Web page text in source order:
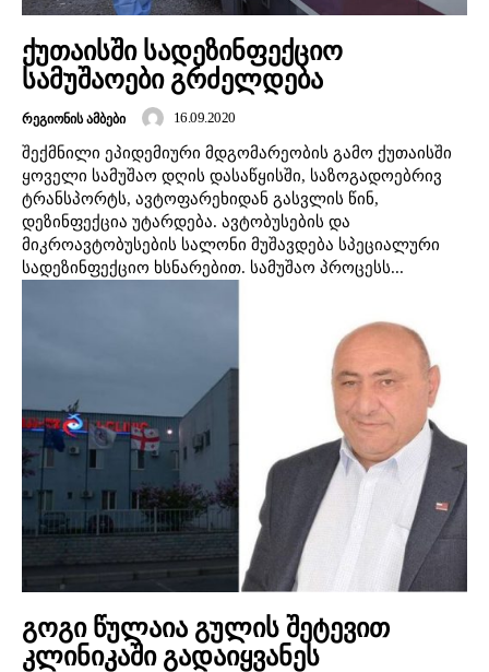
ქუთაისში სადეზინფექციო
სამუშაოები გრძელდება
ᲠᲔᲒᲘᲝᲜᲘᲡ ᲐᲛᲑᲔᲑᲘ 16.09.2020
შექმნილი ეპიდემიური მდგომარეობის გამო ქუთაისში
ყოველი სამუშაო დღის დასაწყისში, საზოგადოებრივ
ტრანსპორტს, ავტოფარეხიდან გასვლის წინ,
დეზინფექცია უტარდება. ავტობუსების და
მიკროავტობუსების სალონი მუშავდება სპეციალური
სადეზინფექციო ხსნარებით. სამუშაო პროცესს...
გოგი წულაია გულის შეტევით
კლინიკაში გადაიყვანეს